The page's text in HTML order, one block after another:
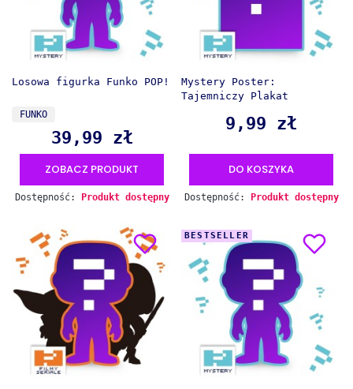
Losowa figurka Funko POP!
PRODUCENT
FUNKO
Cena
39,99 zł
ZOBACZ PRODUKT
Dostępność: Produkt dostępny
Mystery Poster:
Tajemniczy Plakat
Cena
9,99 zł
DO KOSZYKA
Dostępność: Produkt dostępny
BESTSELLER